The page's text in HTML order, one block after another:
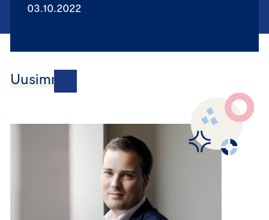
03.10.2022
Uusimmat